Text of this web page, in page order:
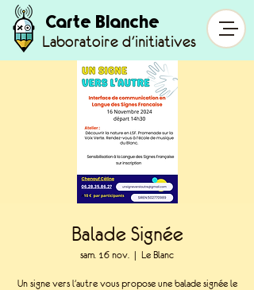
Carte Blanche
Laboratoire d'initiatives
Balade Signée
sam. 16 nov. Le Blanc
Un signe vers l'autre vous propose une balade signée le